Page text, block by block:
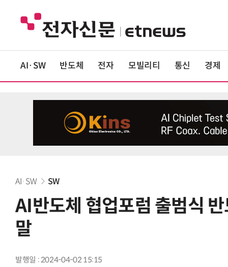
AI·SW 반도체 전자 모빌리티 통신 경제
AI·SW SW
AI반도체 협업포럼 출범식
말
발행일 : 2024-04-02 15:15